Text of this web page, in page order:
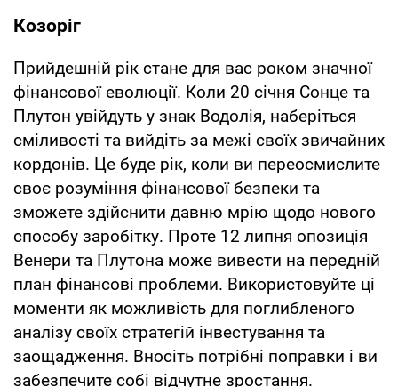
Козоріг
Прийдешній рік стане для вас роком значної
фінансової еволюції. Коли 20 січня Сонце та
Плутон увійдуть у знак Водолія, наберіться
сміливості та вийдіть за межі своїх звичайних
кордонів. Це буде рік, коли ви переосмислите
своє розуміння фінансової безпеки та
зможете здійснити давню мрію щодо нового
способу заробітку. Проте 12 липня опозиція
Венери та Плутона може вивести на передній
план фінансові проблеми. Використовуйте ці
моменти як можливість для поглибленого
аналізу своїх стратегій інвестування та
заощадження. Вносіть потрібні поправки і ви
забезпечите собі відчутне зростання.